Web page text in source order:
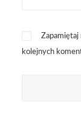
Zapamiętaj
kolejnych